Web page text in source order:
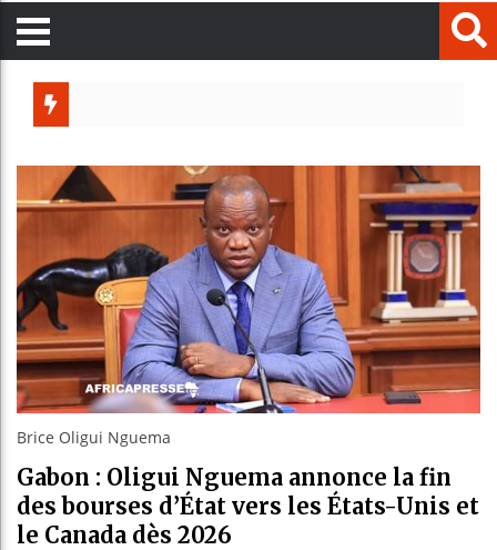
Côte
Tunisie
Ceuta
Brice Oligui Nguema
Gabon : Oligui Nguema annonce la fin
des bourses d’État vers les États-Unis et
le Canada dès 2026